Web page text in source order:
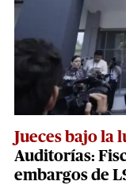
Jueces bajo la
Auditorías:
embargos de